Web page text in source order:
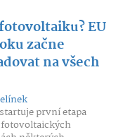
EU
začne
na všech
první etapa